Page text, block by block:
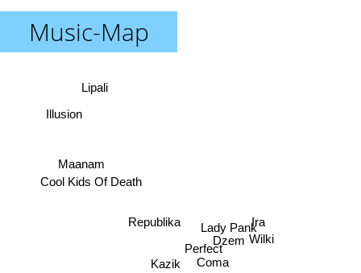
Music-Map
Dzem
Perfect
Wilki
Coma
Kazik
Lady Pank
Ira
Republika
Cool Kids Of Death
Illusion
Lipali
Maanam